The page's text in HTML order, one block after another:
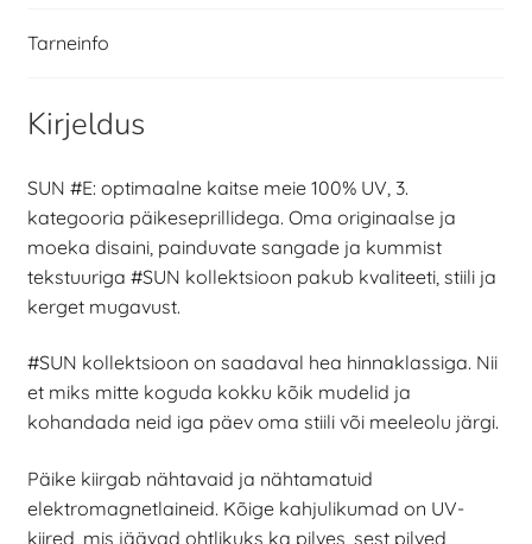
Tarneinfo
Kirjeldus
SUN #E: optimaalne kaitse meie 100% UV, 3.
kategooria päikeseprillidega. Oma originaalse ja
moeka disaini, painduvate sangade ja kummist
tekstuuriga #SUN kollektsioon pakub kvaliteeti, stiili ja
kerget mugavust.
#SUN kollektsioon on saadaval hea hinnaklassiga. Nii
et miks mitte koguda kokku kõik mudelid ja
kohandada neid iga päev oma stiili või meeleolu järgi.
Päike kiirgab nähtavaid ja nähtamatuid
elektromagnetlaineid. Kõige kahjulikumad on UV-
kiired, mis jäävad ohtlikuks ka pilves, sest pilved